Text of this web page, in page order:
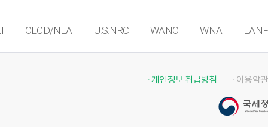
OECD/NEA U.S.NRC WANO WNA EANF
· 개인정보 취급방침 · 이용약관